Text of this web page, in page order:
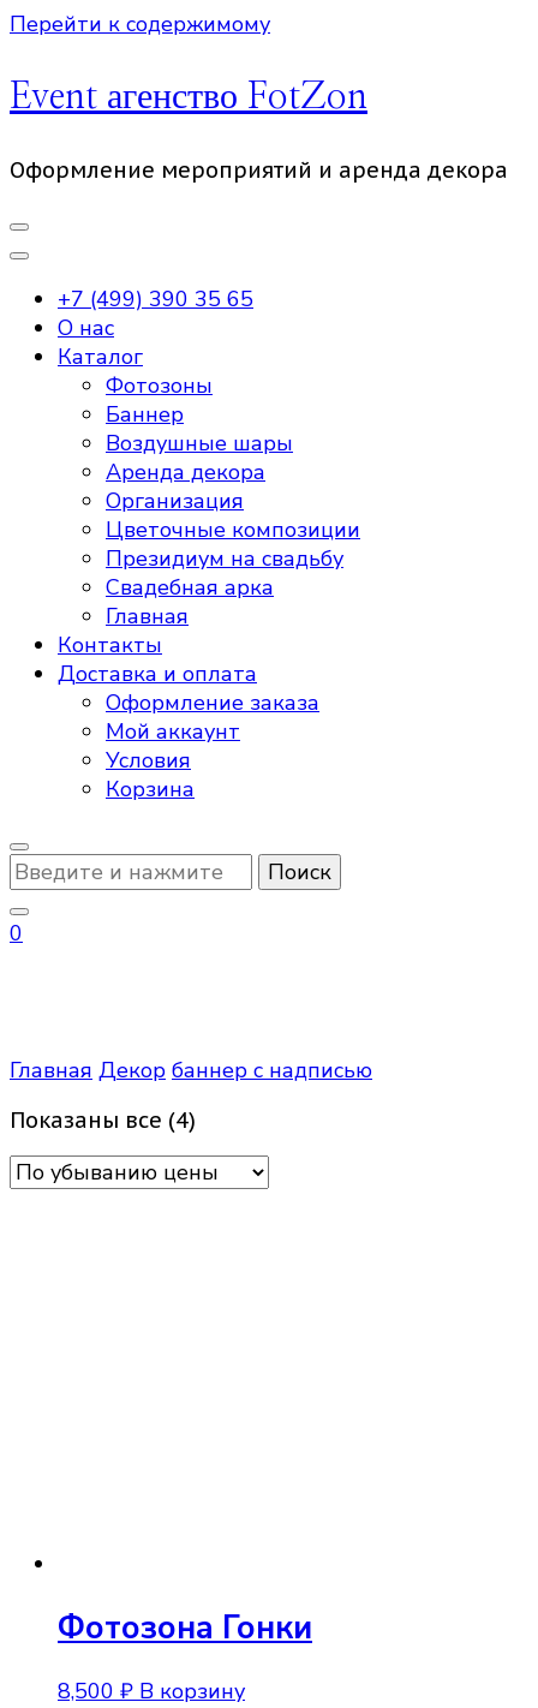
Перейти к содержимому
Event агенство FotZon
Оформление мероприятий и аренда декора
+7 (499) 390 35 65
О нас
Каталог
Фотозоны
Баннер
Воздушные шары
Аренда декора
Организация
Цветочные композиции
Президиум на свадьбу
Свадебная арка
Главная
Контакты
Доставка и оплата
Оформление заказа
Мой аккаунт
Условия
Корзина
Ищите
что-
то?
0
Главная Декор баннер с надписью
Показаны все (4)
убыванию
Фотозона Гонки
8,500 ₽ В корзину